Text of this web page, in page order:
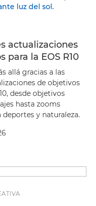
actualizaciones
para la EOS R10
allá gracias a las
de objetivos
desde objetivos
hasta zooms
deportes y naturaleza.